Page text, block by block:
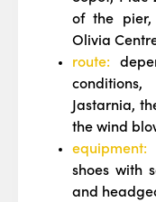
of the
Olivia
route:
Jastarnia,
the wind
equipment:
shoes with
and